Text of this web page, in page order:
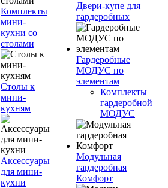
Комплекты
мини-
кухни со
столами
Столы к
мини-
кухням
Аксессуары
для мини-
кухни
Двери-купе для
гардеробных
Гардеробные
МОДУС по
элементам
Комплекты
гардеробной
МОДУС
Модульная
гардеробная
Комфорт